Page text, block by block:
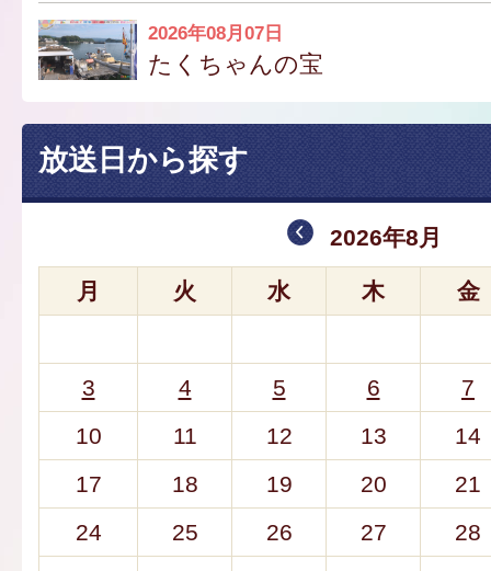
2026年08月07日
たくちゃんの宝
放送日から探す
2026年8月
月 火 水 木 金
3 4 5 6
7
10
11 12 13
14
17
18 19 20
21
24
25 26 27
28